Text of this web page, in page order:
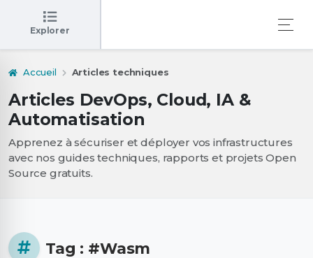
Explorer
Accueil Articles techniques
Articles DevOps, Cloud, IA &
Automatisation
Apprenez à sécuriser et déployer vos infrastructures
avec nos guides techniques, rapports et projets Open
Source gratuits.
Tag : #Wasm